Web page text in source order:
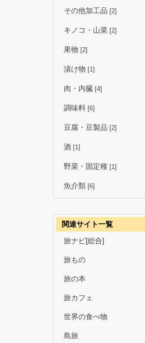
その他加工品 [2]
キノコ・山菜 [2]
果物 [2]
漬け物 [1]
肉・内臓 [4]
調味料 [6]
豆腐・豆製品 [2]
酒 [1]
野菜・固定種 [1]
魚介類 [6]
関連サイト一覧
旅ナビ[総合]
旅もの
旅の本
旅カフェ
世界の食べ物
島旅